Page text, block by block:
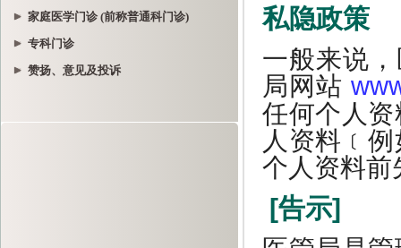
家庭医学门诊 (前称普通科门诊)
专科门诊
赞扬、意见及投诉